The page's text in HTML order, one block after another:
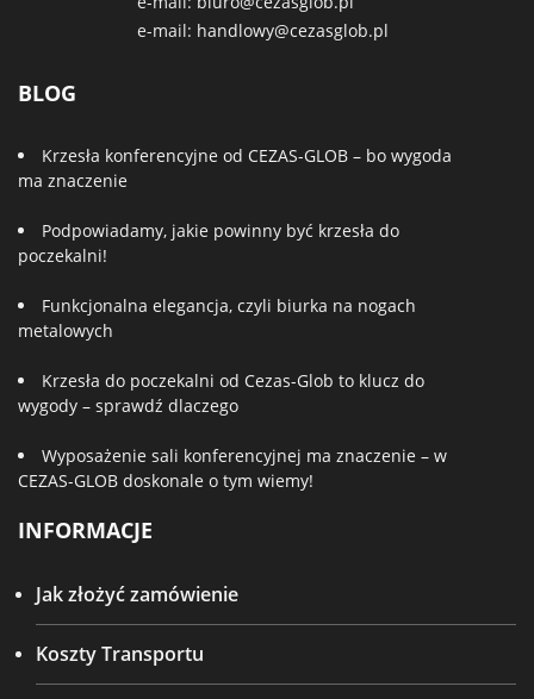
e-mail: handlowy@cezasglob.pl
BLOG
Krzesła konferencyjne od CEZAS-GLOB – bo wygoda
ma znaczenie
Podpowiadamy, jakie powinny być krzesła do
poczekalni!
Funkcjonalna elegancja, czyli biurka na nogach
metalowych
Krzesła do poczekalni od Cezas-Glob to klucz do
wygody – sprawdź dlaczego
Wyposażenie sali konferencyjnej ma znaczenie – w
CEZAS-GLOB doskonale o tym wiemy!
INFORMACJE
Jak złożyć zamówienie
Koszty Transportu